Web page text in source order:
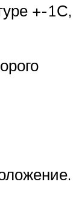
+-1С,